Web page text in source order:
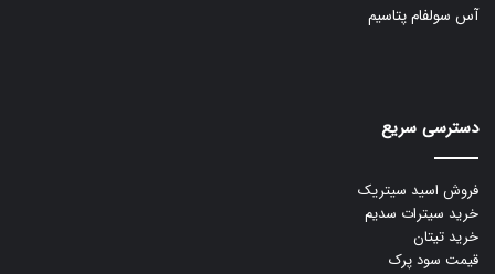
آس سولفام پتاسیم
دسترسی سریع
فروش اسید سیتریک
خرید سیترات سدیم
خرید تیتان
قیمت سود پرک